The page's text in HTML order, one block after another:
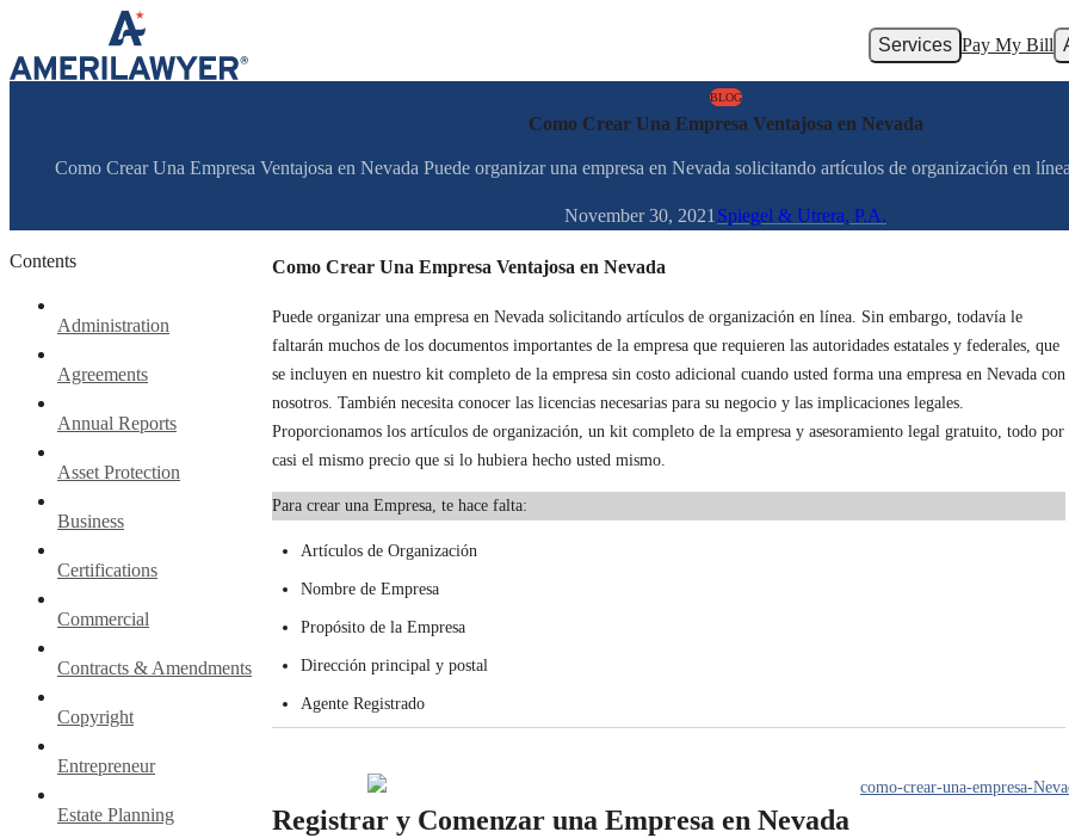
Skip to content
Services Pay My Bill
BLOG
Como Crear Una Empresa Ventajosa en Nevada
Como Crear Una Empresa Ventajosa en Nevada Puede organizar una empresa en Nevada solicitando artículos de organización en
November 30, 2021 Spiegel & Utrera, P.A.
Contents
Administration
Agreements
Annual Reports
Asset Protection
Business
Certifications
Commercial
Contracts & Amendments
Copyright
Entrepreneur
Estate Planning
Como Crear Una Empresa Ventajosa en Nevada
Puede organizar una empresa en Nevada solicitando artículos de organización en línea. Sin embargo, todavía le
faltarán muchos de los documentos importantes de la empresa que requieren las autoridades estatales y federales, que
se incluyen en nuestro kit completo de la empresa sin costo adicional cuando usted forma una empresa en Nevada con
nosotros. También necesita conocer las licencias necesarias para su negocio y las implicaciones legales.
Proporcionamos los artículos de organización, un kit completo de la empresa y asesoramiento legal gratuito, todo por
casi el mismo precio que si lo hubiera hecho usted mismo.
Para crear una Empresa, te hace falta:
Artículos de Organización
Nombre de Empresa
Propósito de la Empresa
Dirección principal y postal
Agente Registrado
Registrar y Comenzar una Empresa en Nevada